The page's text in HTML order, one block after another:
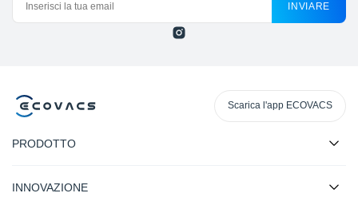
INVIARE
Scarica l'app ECOVACS
PRODOTTO
INNOVAZIONE